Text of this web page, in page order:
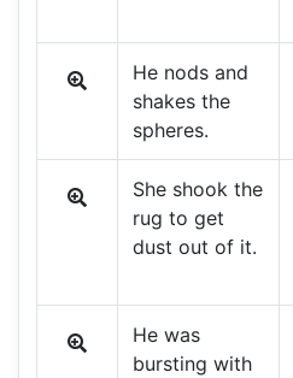
He nods and
shakes the
spheres.
She shook the
rug to get
dust out of it.
He was
bursting with